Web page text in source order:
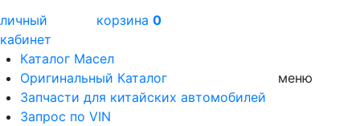
личный
кабинет
корзина 0
Каталог Масел
Оригинальный Каталог
Запчасти для китайских автомобилей
Запрос по VIN
меню